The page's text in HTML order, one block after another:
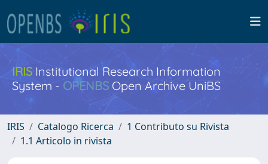
IRISInstitutional Research Information
System - OPENBS Open Archive UniBS
IRIS Catalogo Ricerca
1 Contributo su Rivista
1.1 Articolo in rivista